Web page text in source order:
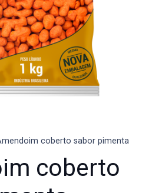
coberto sabor pimenta
coberto